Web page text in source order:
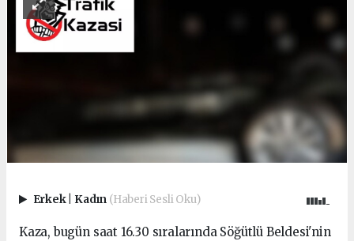
Erkek Kadın (Haberi Sesli Oku)
Kaza, bugün saat 16.30 sıralarında Söğütlü Beldesi'nin